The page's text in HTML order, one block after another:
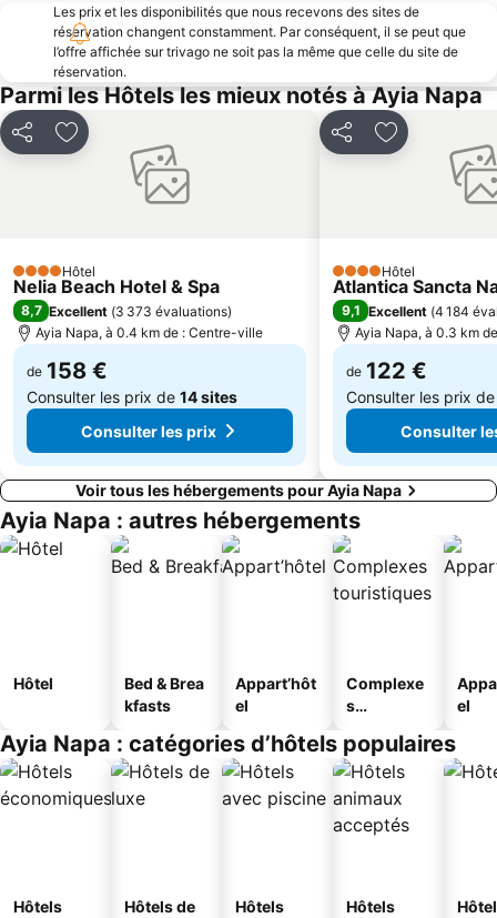
Les prix et les disponibilités que nous recevons des sites de
réservation changent constamment. Par conséquent, il se peut que
l’offre affichée sur trivago ne soit pas la même que celle du site de
réservation.
Parmi les Hôtels les mieux notés à Ayia Napa
PartagerAjouter à mes favoris
4 ÉtoilesHôtel
Nelia Beach Hotel & Spa
8,7 Excellent (3 373 évaluations)
Ayia Napa, à 0.4 km de : Centre-ville
de 158 €
Consulter les prix de 14 sites
Consulter les prix
PartagerAjouter à
4 ÉtoilesHôtel
Atlantica Sancta
9,1 Excellent (4 184
Ayia Napa, à 0.3 km
de 122 €
Consulter les prix
Consulter
Voir tous les hébergements pour Ayia Napa
Ayia Napa : autres hébergements
Hôtel
Bed & Brea
kfasts
Appart’hôt
el
Complexe
s
s
el
Ayia Napa : catégories d’hôtels populaires
Hôtels
Hôtels de
Hôtels
Hôtels